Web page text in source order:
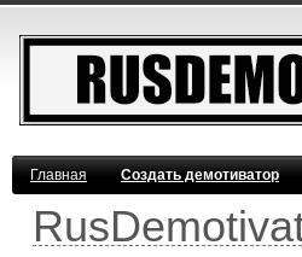
Главная Создать демотиватор